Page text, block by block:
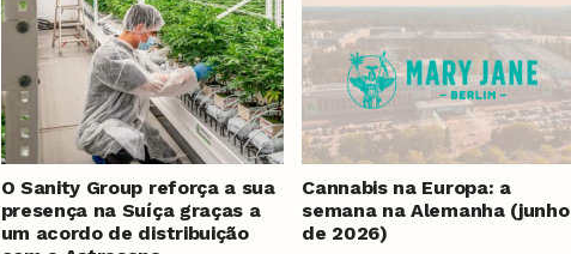
O Sanity Group reforça a sua
presença na Suíça graças a
um acordo de distribuição
Cannabis na Europa: a
semana na Alemanha (junho
de 2026)